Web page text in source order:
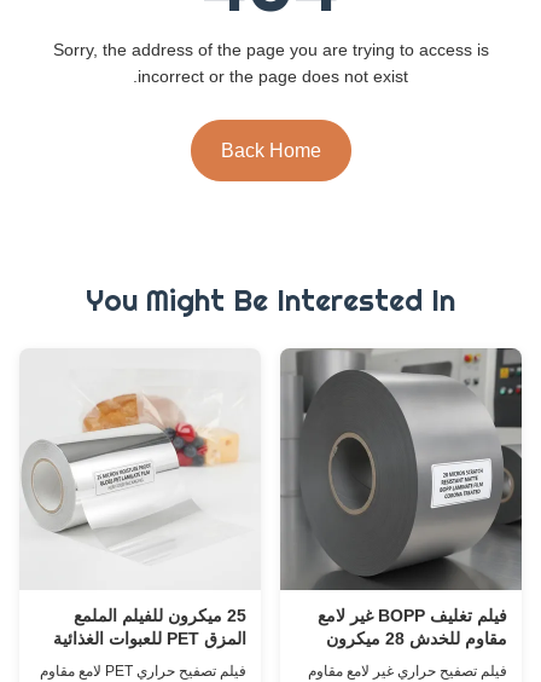
Sorry, the address of the page you are trying to access is
incorrect or the page does not exist.
Back Home
You Might Be Interested In
فيلم تغليف BOPP غير لامع
مقاوم للخدش 28 ميكرون
معالج بالكورونا
فيلم تصفيح حراري غير لامع مقاوم
25 ميكرون للفيلم الملمع
المزق PET للعبوات الغذائية
فيلم تصفيح حراري PET لامع مقاوم